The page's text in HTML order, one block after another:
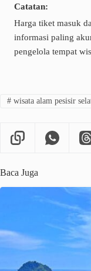
Catatan:
Harga tiket masuk
informasi paling
pengelola tempat
#wisata alam pesisir
Baca Juga